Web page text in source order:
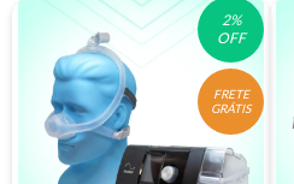
2%
OFF
FRETE
GRÁTIS